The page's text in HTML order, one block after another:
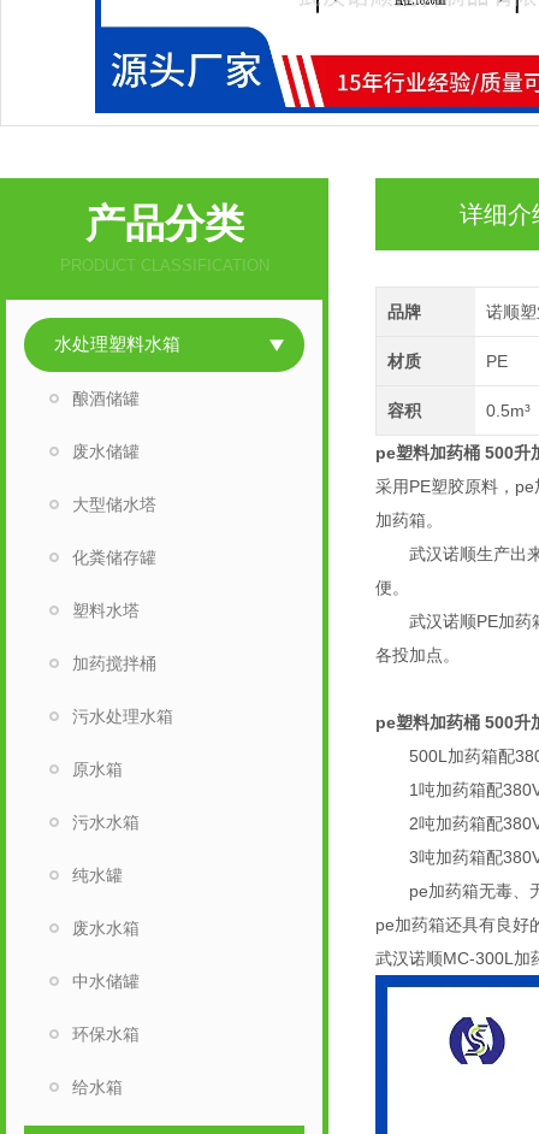
产品分类
PRODUCT CLASSIFICATION
水处理塑料水箱
酿酒储罐
废水储罐
大型储水塔
化粪储存罐
塑料水塔
加药搅拌桶
污水处理水箱
原水箱
污水水箱
纯水罐
废水水箱
中水储罐
环保水箱
给水箱
详细介
品牌 诺顺
材质 PE
容积 0.5m³
pe塑料加药桶 500升
采用PE塑胶原料，
加药箱。
武汉诺顺生产出来
便。
武汉诺顺PE加药箱
各投加点。
pe塑料加药桶 500升
500L加药箱配
1吨加药箱配380V/
2吨加药箱配380V/
3吨加药箱配380V/
pe加药箱无毒、无
pe加药箱还具有良好
武汉诺顺MC-300L加